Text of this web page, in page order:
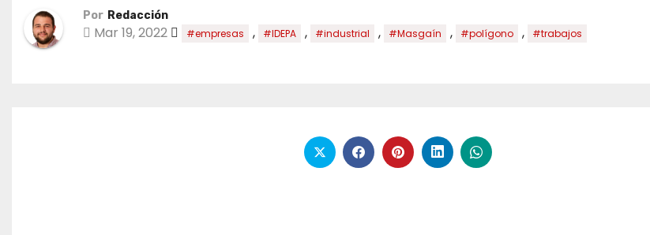
Por Redacción
Mar 19, 2022 #empresas , #IDEPA , #industrial , #Masgaín , #polígono , #trabajos